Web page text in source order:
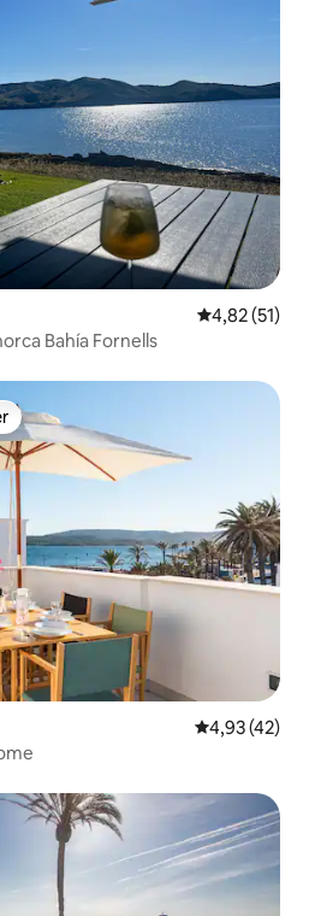
4,82 de
4,82 (51)
Bahía Fornells
4,93 de
4,93 (42)